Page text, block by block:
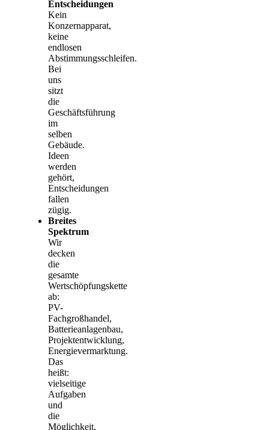
Entscheidungen
Kein
Konzernapparat,
keine
endlosen
Abstimmungsschleifen.
Bei
uns
sitzt
die
Geschäftsführung
im
selben
Gebäude.
Ideen
werden
gehört,
Entscheidungen
fallen
zügig.
Breites
Spektrum
Wir
decken
die
gesamte
Wertschöpfungskette
ab:
PV-
Fachgroßhandel,
Batterieanlagenbau,
Projektentwicklung,
Energievermarktung.
Das
heißt:
vielseitige
Aufgaben
und
die
Möglichkeit,